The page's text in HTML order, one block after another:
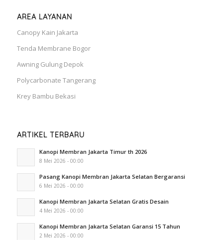
AREA LAYANAN
Canopy Kain Jakarta
Tenda Membrane Bogor
Awning Gulung Depok
Polycarbonate Tangerang
Krey Bambu Bekasi
ARTIKEL TERBARU
Kanopi Membran Jakarta Timur th 2026
8 Mei 2026 - 00:00
Pasang Kanopi Membran Jakarta Selatan Bergaransi
6 Mei 2026 - 00:00
Kanopi Membran Jakarta Selatan Gratis Desain
4 Mei 2026 - 00:00
Kanopi Membran Jakarta Selatan Garansi 15 Tahun
2 Mei 2026 - 00:00